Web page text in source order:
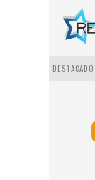
DESTACADO